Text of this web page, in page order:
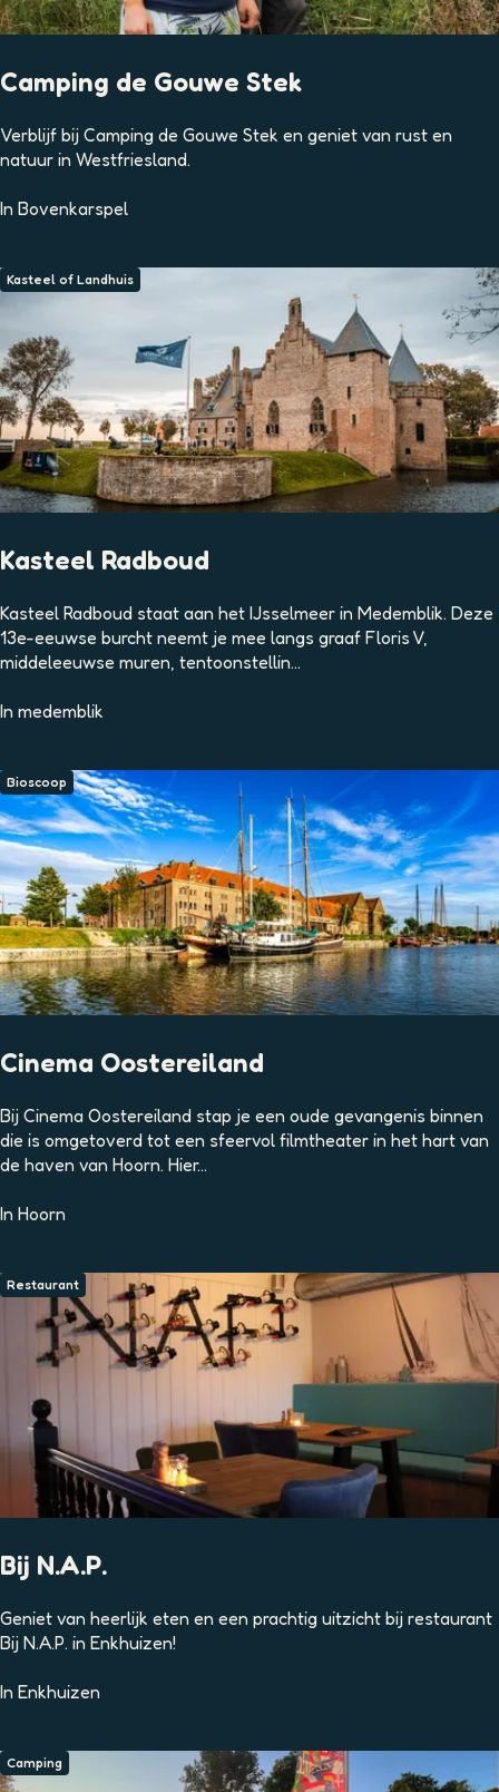
Camping de Gouwe Stek
C
a
p
g
d
G
o
u
w
e
S
t
k
Verblijf bij Camping de Gouwe Stek en geniet van rust en
natuur in Westfriesland.
In Bovenkarspel
Kasteel Radboud
K
a
s
e
R
a
d
b
o
u
d
Kasteel of Landhuis
Kasteel Radboud staat aan het IJsselmeer in Medemblik. Deze
13e-eeuwse burcht neemt je mee langs graaf Floris V,
middeleeuwse muren, tentoonstellin...
In medemblik
Cinema Oostereiland
C
i
n
m
o
Bioscoop
Bij Cinema Oostereiland stap je een oude gevangenis binnen
die is omgetoverd tot een sfeervol filmtheater in het hart van
de haven van Hoorn. Hier...
In Hoorn
Bij N.A.P.
B
i
N
Restaurant
Geniet van heerlijk eten en een prachtig uitzicht bij restaurant
Bij N.A.P. in Enkhuizen!
In Enkhuizen
Camping